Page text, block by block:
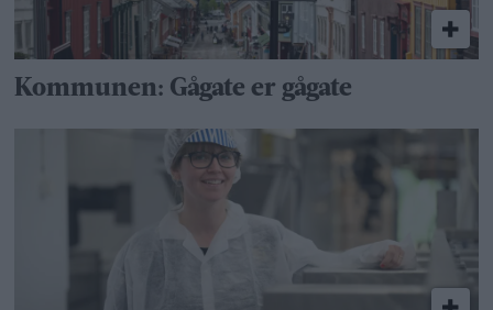
Kommunen: Gågate er gågate